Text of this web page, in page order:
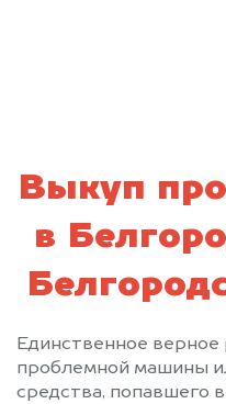
Выкуп
в
Единственное
проблемной машины
средства, попавшего